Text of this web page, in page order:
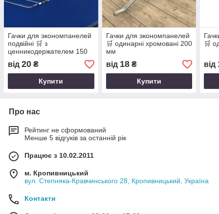
Гачки для экономпанелей
подвійні 🛒 з
ценникодержателем 150
мм
від 20 ₴
Купити
Гачки для экономпанелей
🛒 одинарні хромовані 200
мм
від 18₴
Купити
🛒
від
Про нас
Рейтинг не сформований
Менше 5 відгуків за останній рік
Працює з 10.02.2011
м. Кропивницький
вул. Степняка-Кравчинського 28, Кропивницький, Україна
Контакти